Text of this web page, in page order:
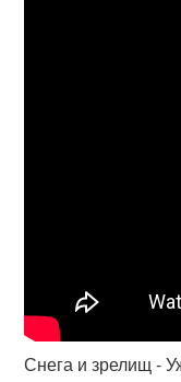
Снега и зрелищ -